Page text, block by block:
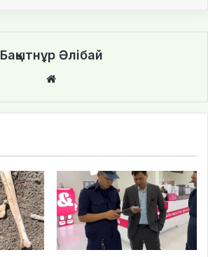
Бақытнұр Әлібай
te